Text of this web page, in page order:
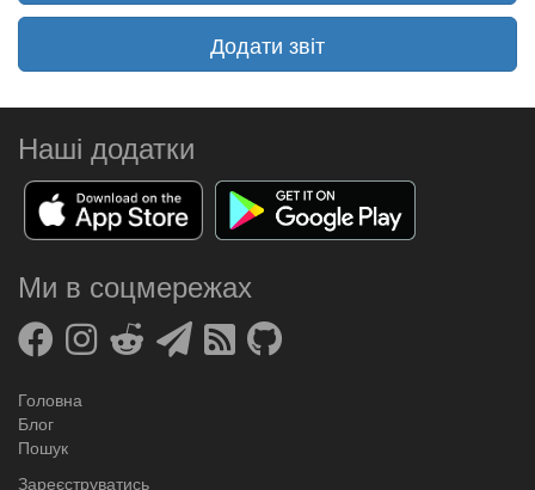
Додати звіт
Наші додатки
Ми в соцмережах
Головна
Блог
Пошук
Зареєструватись